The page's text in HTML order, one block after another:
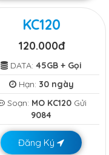
KC120
120.000đ
DATA: 45GB + Gọi
Hạn: 30 ngày
Soạn: MO KC120Gửi
9084
Đăng Ký